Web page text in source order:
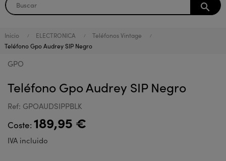
search
Inicio ELECTRONICA
Teléfonos Vintage
Teléfono Gpo Audrey SIP Negro
GPO
Teléfono Gpo Audrey SIP Negro
Ref: GPOAUDSIPPBLK
Coste: 189,95 €
IVA incluido